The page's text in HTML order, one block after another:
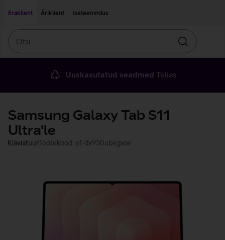
Eraklient
Äriklient Iseteenindus
Otsin
Uuskasutatud seadmed Telias
Samsung Galaxy Tab S11
Ultra'le
KlaviatuurTootekood: ef-dx930ubegww